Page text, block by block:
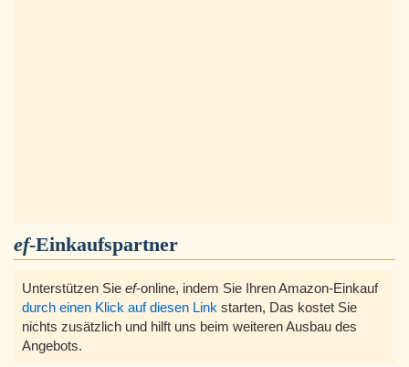
ef-Einkaufspartner
Unterstützen Sie ef-online, indem Sie Ihren Amazon-Einkauf
durch einen Klick auf diesen Link starten, Das kostet Sie
nichts zusätzlich und hilft uns beim weiteren Ausbau des
Angebots.